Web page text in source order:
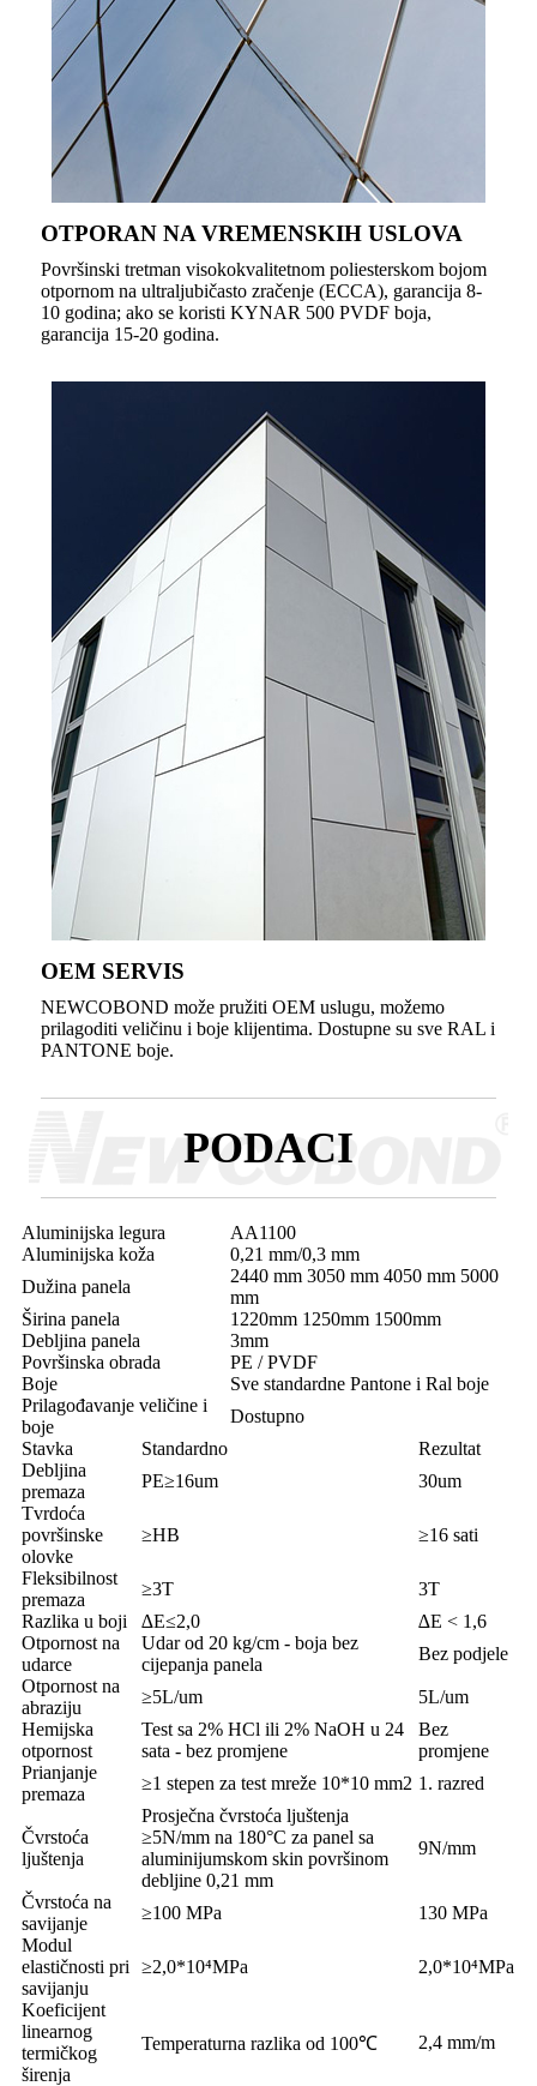
OTPORAN NA VREMENSKIH USLOVA
Površinski tretman visokokvalitetnom poliesterskom bojom
otpornom na ultraljubičasto zračenje (ECCA), garancija 8-
10 godina; ako se koristi KYNAR 500 PVDF boja,
garancija 15-20 godina.
OEM SERVIS
NEWCOBOND može pružiti OEM uslugu, možemo
prilagoditi veličinu i boje klijentima. Dostupne su sve RAL i
PANTONE boje.
PODACI
Aluminijska legura
AA1100
Aluminijska koža
0,21 mm/0,3 mm
Dužina panela
2440 mm 3050 mm 4050 mm 5000
mm
Širina panela
1220mm 1250mm 1500mm
Debljina panela
3mm
Površinska obrada
PE / PVDF
Boje
Sve standardne Pantone i Ral boje
Prilagođavanje veličine i
boje
Dostupno
Stavka
Standardno
Rezultat
Debljina
premaza
PE≥16um
30um
Tvrdoća
površinske
olovke
≥HB ≥16 sati
Fleksibilnost
premaza
≥3T
3T
Razlika u boji
∆E≤2,0
∆E < 1,6
Otpornost na
udarce
Udar od 20 kg/cm - boja bez
cijepanja panela
Bez podjele
Otpornost na
abraziju
≥5L/um
5L/um
Hemijska
otpornost
Test sa 2% HCl ili 2% NaOH u 24
sata - bez promjene
Bez
promjene
Prianjanje
premaza
≥1 stepen za test mreže 10*10 mm2 1. razred
Čvrstoća
ljuštenja
Prosječna čvrstoća ljuštenja
≥5N/mm na 180°C za panel sa
aluminijumskom skin površinom
debljine 0,21 mm
9N/mm
Čvrstoća na
savijanje
≥100 MPa
130 MPa
Modul
elastičnosti pri
savijanju
≥2,0*10⁴MPa 2,0*10⁴MPa
Koeficijent
linearnog
termičkog
širenja
Temperaturna razlika od 100℃ 2,4 mm/m